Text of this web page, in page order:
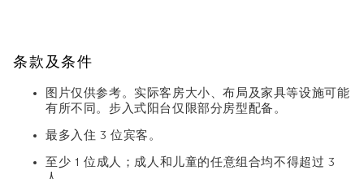
条款及条件
图片仅供参考。实际客房大小、布局及家具等设施可能
有所不同。步入式阳台仅限部分房型配备。
最多入住 3 位宾客。
至少 1 位成人；成人和儿童的任意组合均不得超过 3